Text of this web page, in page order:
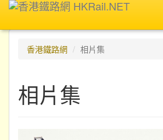
香港鐵路網
相片集
相片集